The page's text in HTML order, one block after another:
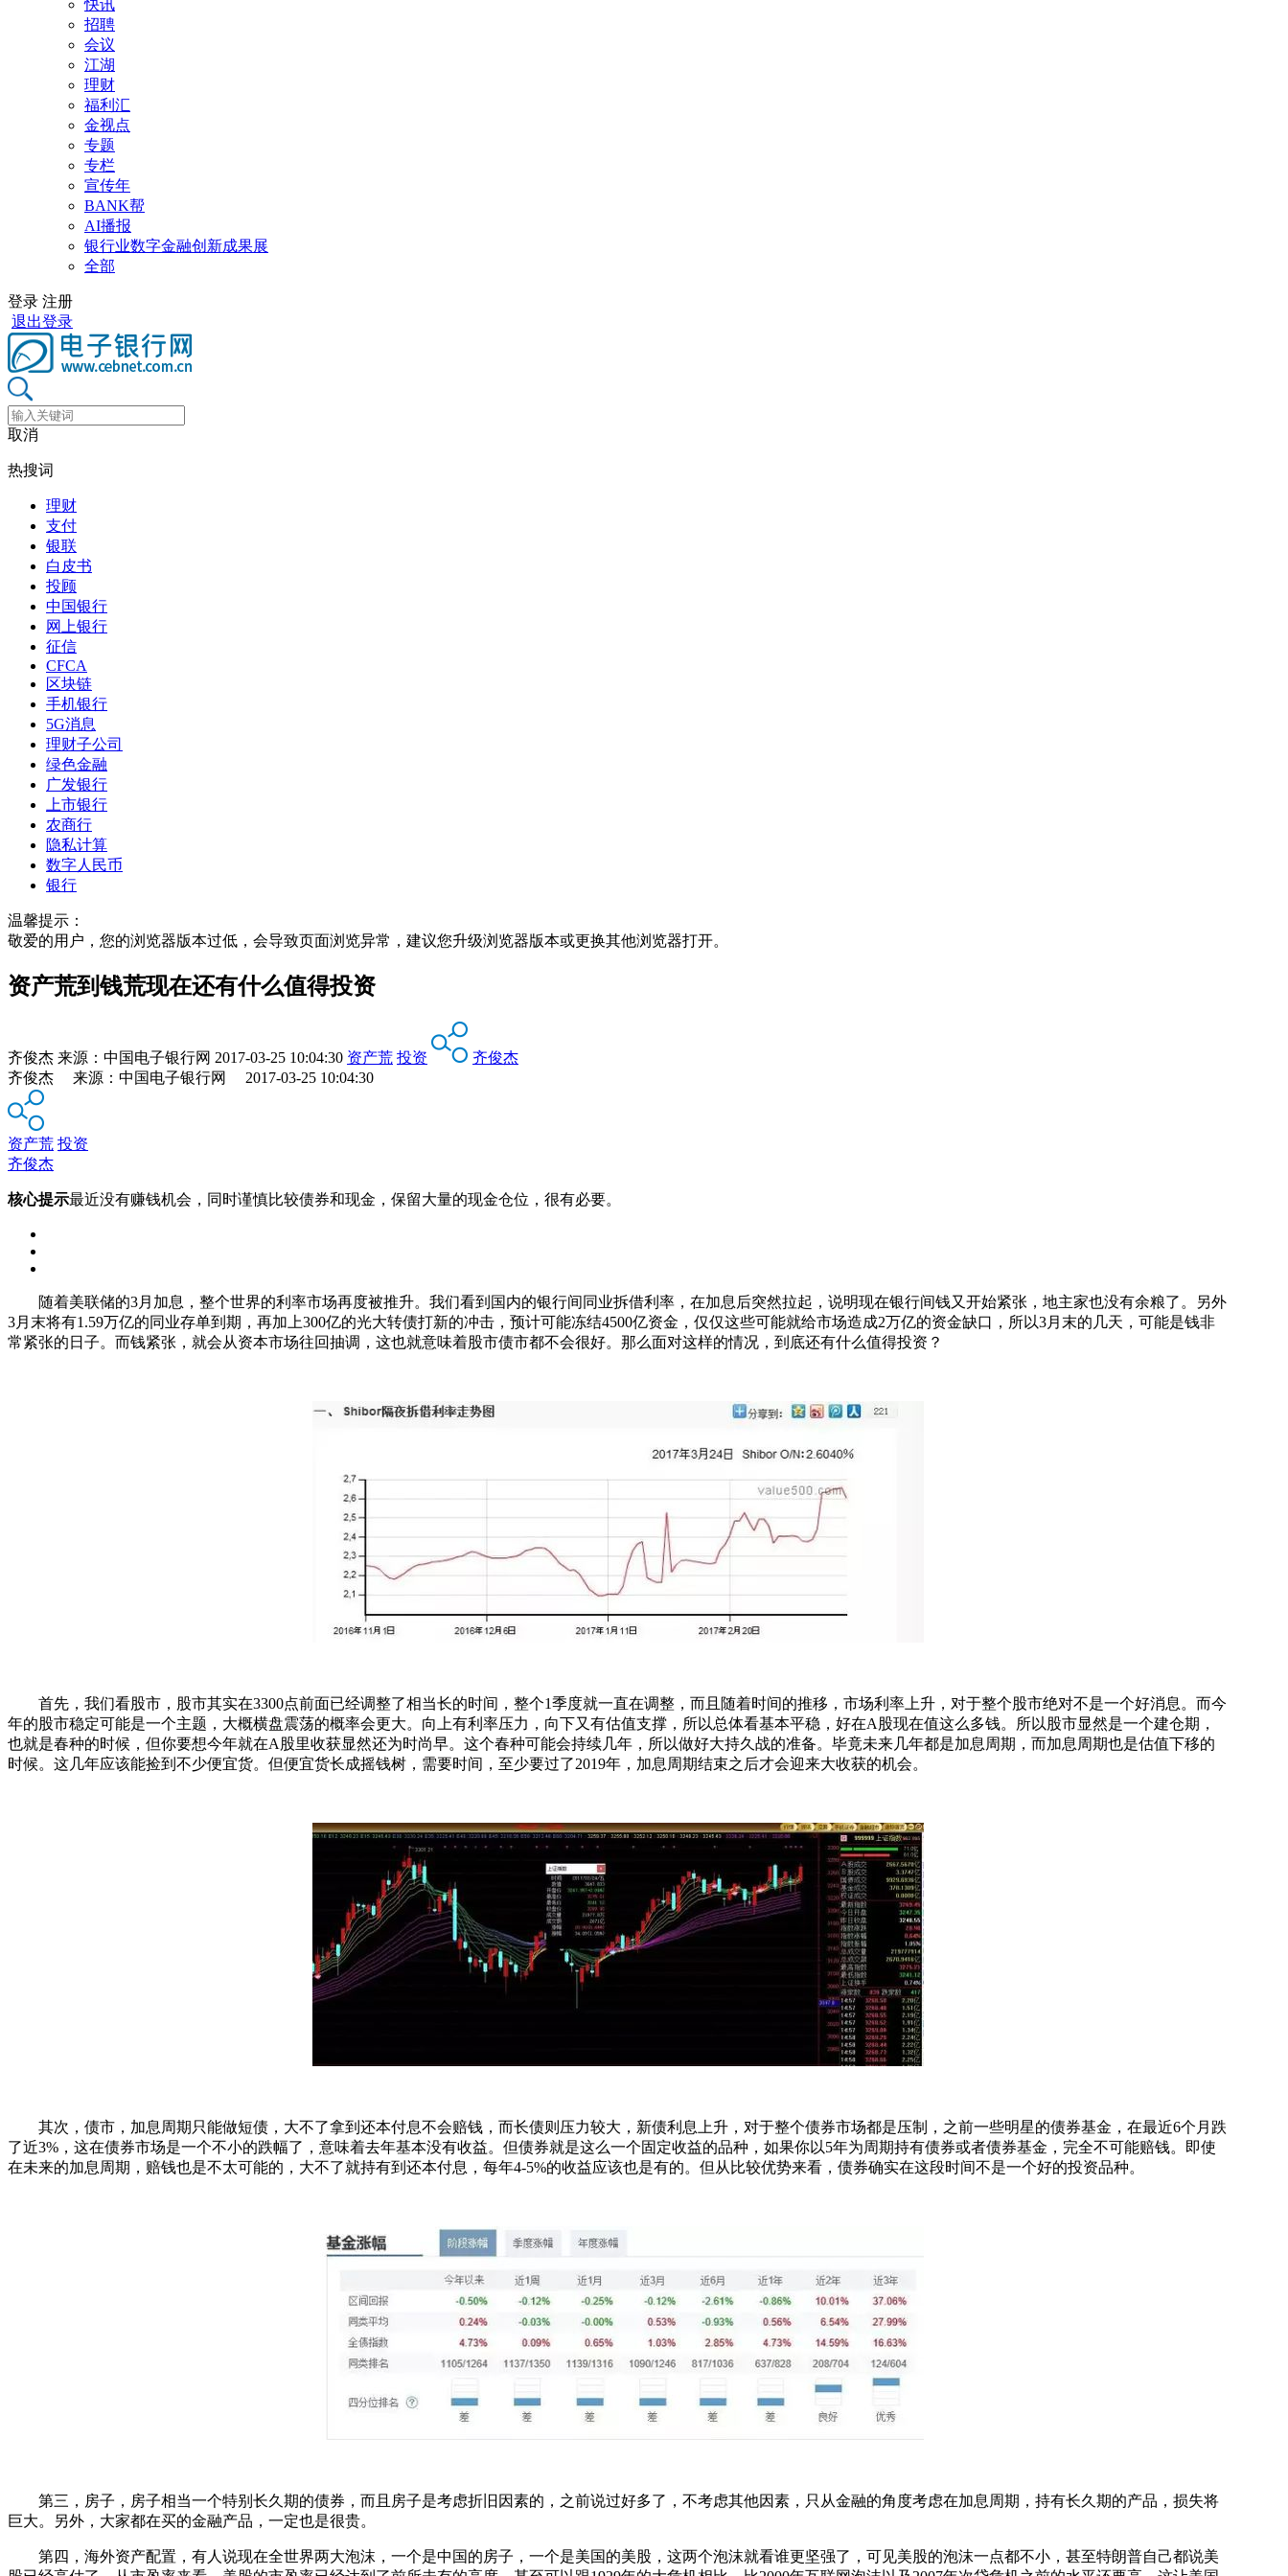
快讯
招聘
会议
江湖
理财
福利汇
金视点
专题
专栏
宣传年
BANK帮
AI播报
银行业数字金融创新成果展
全部
登录 注册
退出登录
取消
热搜词
理财
支付
银联
白皮书
投顾
中国银行
网上银行
征信
CFCA
区块链
手机银行
5G消息
理财子公司
绿色金融
广发银行
上市银行
农商行
隐私计算
数字人民币
银行
温馨提示：
敬爱的用户，您的浏览器版本过低，会导致页面浏览异常，建议您升级浏览器版本或更换其他浏览器打开。
资产荒到钱荒现在还有什么值得投资
齐俊杰 来源： 中国电子银行网 2017-03-25 10:04:30 资产荒 投资
齐俊杰
齐俊杰 来源：中国电子银行网 2017-03-25 10:04:30
资产荒 投资
齐俊杰
核心提示最近没有赚钱机会，同时谨慎比较债券和现金，保留大量的现金仓位，很有必要。
随着美联储的3月加息，整个世界的利率市场再度被推升。我们看到国内的银行间同业拆借利率，在加息后突然拉起，说明现在银行间钱又开始紧张，地主家也没有余粮了。另外
3月末将有1.59万亿的同业存单到期，再加上300亿的光大转债打新的冲击，预计可能冻结4500亿资金，仅仅这些可能就给市场造成2万亿的资金缺口，所以3月末的几天，可能是钱非
常紧张的日子。而钱紧张，就会从资本市场往回抽调，这也就意味着股市债市都不会很好。那么面对这样的情况，到底还有什么值得投资？
首先，我们看股市，股市其实在3300点前面已经调整了相当长的时间，整个1季度就一直在调整，而且随着时间的推移，市场利率上升，对于整个股市绝对不是一个好消息。而今
年的股市稳定可能是一个主题，大概横盘震荡的概率会更大。向上有利率压力，向下又有估值支撑，所以总体看基本平稳，好在A股现在值这么多钱。所以股市显然是一个建仓期，
也就是春种的时候，但你要想今年就在A股里收获显然还为时尚早。这个春种可能会持续几年，所以做好大持久战的准备。毕竟未来几年都是加息周期，而加息周期也是估值下移的
时候。这几年应该能捡到不少便宜货。但便宜货长成摇钱树，需要时间，至少要过了2019年，加息周期结束之后才会迎来大收获的机会。
其次，债市，加息周期只能做短债，大不了拿到还本付息不会赔钱，而长债则压力较大，新债利息上升，对于整个债券市场都是压制，之前一些明星的债券基金，在最近6个月跌
了近3%，这在债券市场是一个不小的跌幅了，意味着去年基本没有收益。但债券就是这么一个固定收益的品种，如果你以5年为周期持有债券或者债券基金，完全不可能赔钱。即使
在未来的加息周期，赔钱也是不太可能的，大不了就持有到还本付息，每年4-5%的收益应该也是有的。但从比较优势来看，债券确实在这段时间不是一个好的投资品种。
第三，房子，房子相当一个特别长久期的债券，而且房子是考虑折旧因素的，之前说过好多了，不考虑其他因素，只从金融的角度考虑在加息周期，持有长久期的产品，损失将
巨大。另外，大家都在买的金融产品，一定也是很贵。
第四，海外资产配置，有人说现在全世界两大泡沫，一个是中国的房子，一个是美国的美股，这两个泡沫就看谁更坚强了，可见美股的泡沫一点都不小，甚至特朗普自己都说美